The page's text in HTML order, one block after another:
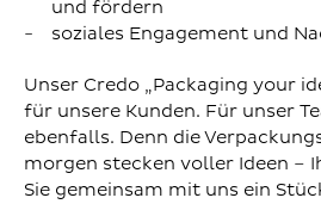
und fördern
soziales Engagement und
Unser Credo „Packaging your
für unsere Kunden. Für unser
ebenfalls. Denn die
morgen stecken voller Ideen –
Sie gemeinsam mit uns ein